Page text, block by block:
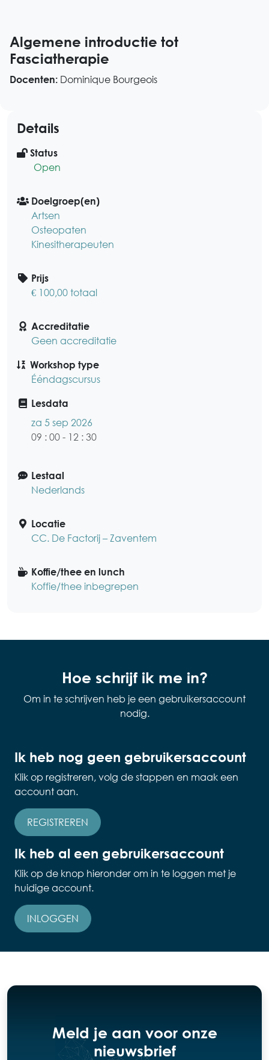
Algemene introductie tot
Fasciatherapie
Docenten: Dominique Bourgeois
Details
Status
Open
Doelgroep(en)
Artsen
Osteopaten
Kinesitherapeuten
Prijs
€ 100,00 totaal
Accreditatie
Geen accreditatie
Workshop type
Ééndagscursus
Lesdata
za 5 sep 2026
09 : 00 - 12 : 30
Lestaal
Nederlands
Locatie
CC. De Factorij – Zaventem
Koffie/thee en lunch
Koffie/thee inbegrepen
Hoe schrijf ik me in?
Om in te schrijven heb je een gebruikersaccount
nodig.
Ik heb nog geen gebruikersaccount
Klik op registreren, volg de stappen en maak een
account aan.
REGISTREREN
Ik heb al een gebruikersaccount
Klik op de knop hieronder om in te loggen met je
huidige account.
INLOGGEN
Meld je aan voor onze
nieuwsbrief